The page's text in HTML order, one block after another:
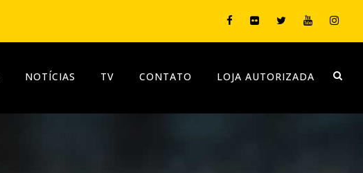
NOTÍCIAS TV CONTATO LOJA AUTORIZADA